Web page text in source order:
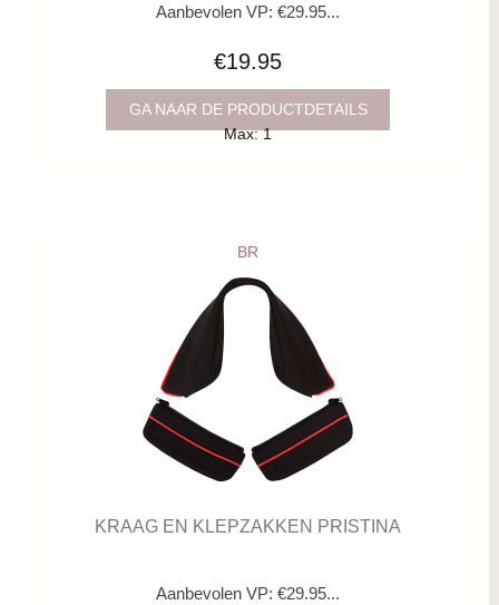
Aanbevolen VP: €29.95...
€19.95
GA NAAR DE PRODUCTDETAILS
Max: 1
BR
KRAAG EN KLEPZAKKEN PRISTINA
Aanbevolen VP: €29.95...